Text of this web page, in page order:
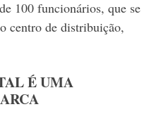
100 funcionários, que se
centro de distribuição,
É UMA